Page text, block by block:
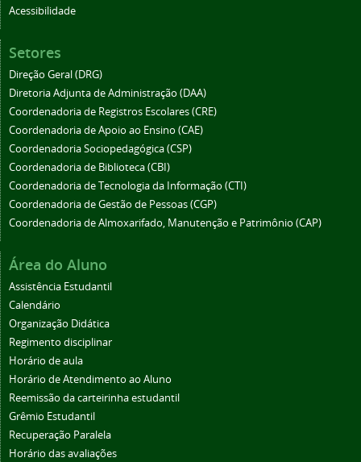
Acessibilidade
Setores
Direção Geral (DRG)
Diretoria Adjunta de Administração (DAA)
Coordenadoria de Registros Escolares (CRE)
Coordenadoria de Apoio ao Ensino (CAE)
Coordenadoria Sociopedagógica (CSP)
Coordenadoria de Biblioteca (CBI)
Coordenadoria de Tecnologia da Informação (CTI)
Coordenadoria de Gestão de Pessoas (CGP)
Coordenadoria de Almoxarifado, Manutenção e Patrimônio (CAP)
Área do Aluno
Assistência Estudantil
Calendário
Organização Didática
Regimento disciplinar
Horário de aula
Horário de Atendimento ao Aluno
Reemissão da carteirinha estudantil
Grêmio Estudantil
Recuperação Paralela
Horário das avaliações